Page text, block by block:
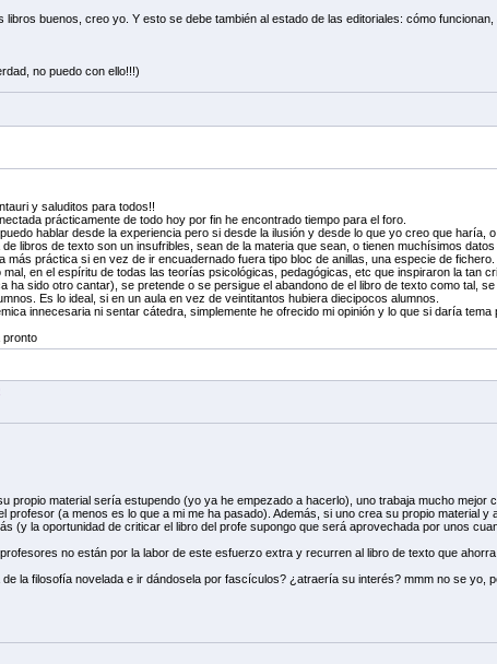
buenos, creo yo. Y esto se debe también al estado de las editoriales: cómo funcionan,
no puedo con ello!!!)
y saluditos para todos!!
prácticamente de todo hoy por fin he encontrado tiempo para el foro.
hablar desde la experiencia pero si desde la ilusión y desde lo que yo creo que haría,
libros de texto son un insufribles, sean de la materia que sean, o tienen muchísimos
más práctica si en vez de ir encuadernado fuera tipo bloc de anillas, una especie de
en el espíritu de todas las teorías psicológicas, pedagógicas, etc que inspiraron la tan
ha sido otro cantar), se pretende o se persigue el abandono de el libro de texto como tal,
Es lo ideal, si en un aula en vez de veintitantos hubiera diecipocos alumnos.
innecesaria ni sentar cátedra, simplemente he ofrecido mi opinión y lo que si daría
pronto
propio material sería estupendo (yo ya he empezado a hacerlo), uno trabaja mucho mejor
profesor (a menos es lo que a mi me ha pasado). Además, si uno crea su propio material
(y la oportunidad de criticar el libro del profe supongo que será aprovechada por unos
no están por la labor de este esfuerzo extra y recurren al libro de texto que
la filosofía novelada e ir dándosela por fascículos? ¿atraería su interés? mmm no se yo,